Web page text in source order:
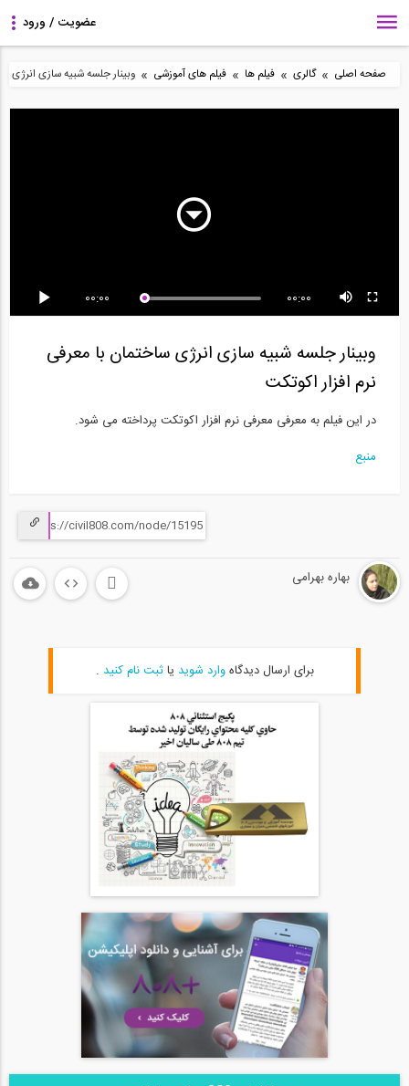
صفحه اصلی » گالری » فیلم ها » فیلم های آموزشی » وبینار جلسه شبیه سازی انرژی
طراحی شالوده مرکب در
3:20
59:23
14:36
00:00 00:00
وبینار جلسه شبیه سازی انرژی ساختمان با معرفی
نرم افزار اکوتکت
در این فیلم به معرفی معرفی نرم افزار اکوتکت پرداخته می شود.
منبع
بهاره بهرامی
برای ارسال دیدگاهوارد شوید یاثبت نام کنید .